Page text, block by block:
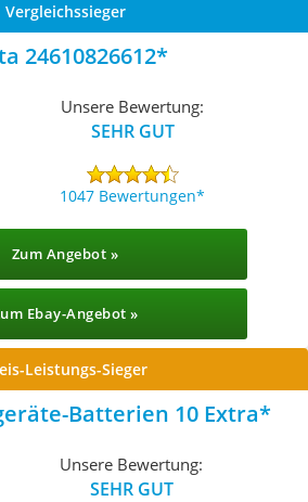
Vergleichssieger
24610826612
Unsere Bewertung:
SEHR GUT
1047 Bewertungen
Zum Angebot »
Ebay-Angebot »
Leistungs-Sieger
Batterien 10 Extra
Unsere Bewertung:
SEHR GUT